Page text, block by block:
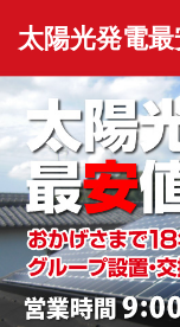
太陽光発電